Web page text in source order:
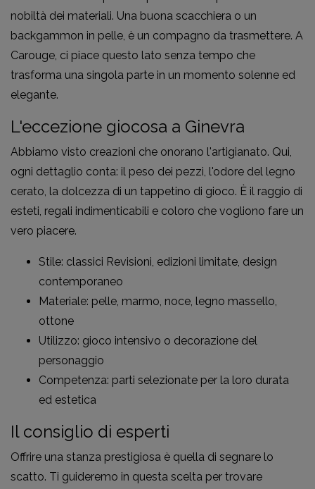
nobiltà dei materiali. Una buona scacchiera o un
backgammon in pelle, è un compagno da trasmettere. A
Carouge, ci piace questo lato senza tempo che
trasforma una singola parte in un momento solenne ed
elegante.
L'eccezione giocosa a Ginevra
Abbiamo visto creazioni che onorano l'artigianato. Qui,
ogni dettaglio conta: il peso dei pezzi, l'odore del legno
cerato, la dolcezza di un tappetino di gioco. È il raggio di
esteti, regali indimenticabili e coloro che vogliono fare un
vero piacere.
Stile: classici Revisioni, edizioni limitate, design
contemporaneo
Materiale: pelle, marmo, noce, legno massello,
ottone
Utilizzo: gioco intensivo o decorazione del
personaggio
Competenza: parti selezionate per la loro durata
ed estetica
Il consiglio di esperti
Offrire una stanza prestigiosa è quella di segnare lo
scatto. Ti guideremo in questa scelta per trovare